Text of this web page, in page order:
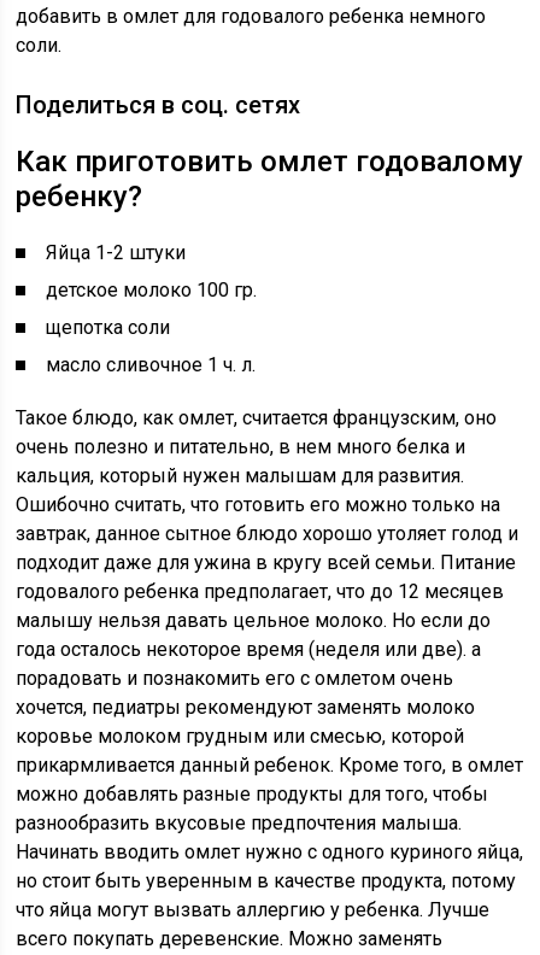
добавить в омлет для годовалого ребенка немного
соли.
Поделиться в соц. сетях
Как приготовить омлет годовалому
ребенку?
Яйца 1-2 штуки
детское молоко 100 гр.
щепотка соли
масло сливочное 1 ч. л.
Такое блюдо, как омлет, считается французским, оно
очень полезно и питательно, в нем много белка и
кальция, который нужен малышам для развития.
Ошибочно считать, что готовить его можно только на
завтрак, данное сытное блюдо хорошо утоляет голод и
подходит даже для ужина в кругу всей семьи. Питание
годовалого ребенка предполагает, что до 12 месяцев
малышу нельзя давать цельное молоко. Но если до
года осталось некоторое время (неделя или две). а
порадовать и познакомить его с омлетом очень
хочется, педиатры рекомендуют заменять молоко
коровье молоком грудным или смесью, которой
прикармливается данный ребенок. Кроме того, в омлет
можно добавлять разные продукты для того, чтобы
разнообразить вкусовые предпочтения малыша.
Начинать вводить омлет нужно с одного куриного яйца,
но стоит быть уверенным в качестве продукта, потому
что яйца могут вызвать аллергию у ребенка. Лучше
всего покупать деревенские. Можно заменять